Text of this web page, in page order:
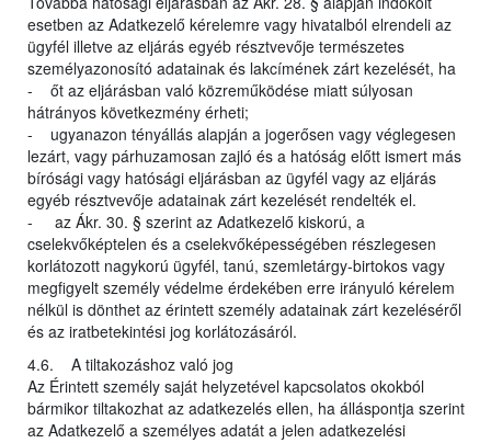
esetben az Adatkezelő kérelemre vagy hivatalból elrendeli az
ügyfél illetve az eljárás egyéb résztvevője természetes
személyazonosító adatainak és lakcímének zárt kezelését, ha
- őt az eljárásban való közreműködése miatt súlyosan
hátrányos következmény érheti;
- ugyanazon tényállás alapján a jogerősen vagy véglegesen
lezárt, vagy párhuzamosan zajló és a hatóság előtt ismert más
bírósági vagy hatósági eljárásban az ügyfél vagy az eljárás
egyéb résztvevője adatainak zárt kezelését rendelték el.
- az Ákr. 30. § szerint az Adatkezelő kiskorú, a
cselekvőképtelen és a cselekvőképességében részlegesen
korlátozott nagykorú ügyfél, tanú, szemletárgy-birtokos vagy
megfigyelt személy védelme érdekében erre irányuló kérelem
nélkül is dönthet az érintett személy adatainak zárt kezeléséről
és az iratbetekintési jog korlátozásáról.
4.6. A tiltakozáshoz való jog
Az Érintett személy saját helyzetével kapcsolatos okokból
bármikor tiltakozhat az adatkezelés ellen, ha álláspontja szerint
az Adatkezelő a személyes adatát a jelen adatkezelési